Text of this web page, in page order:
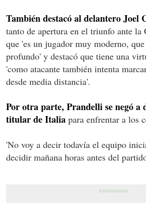
También destacó al delantero Joel
tanto de apertura en el triunfo ante la
que 'es un jugador muy moderno,
profundo' y destacó que tiene una
'como atacante también intenta
desde media distancia'.
Por otra parte, Prandelli se negó a
titular de Italia para enfrentar a los
'No voy a decir todavía el equipo
decidir mañana horas antes del